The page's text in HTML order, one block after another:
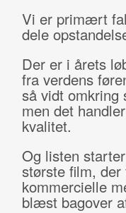
Vi er primært
dele
Der er i årets
fra verdens
så vidt omkring
men det
kvalitet.
Og listen
største film,
kommercielle
blæst bagover